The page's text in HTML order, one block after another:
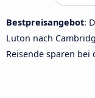
Bestpreisangebot:
Luton nach
Reisende sparen bei